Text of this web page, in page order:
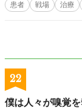
患者 戦場 治療
22
僕は人々が嗅覚